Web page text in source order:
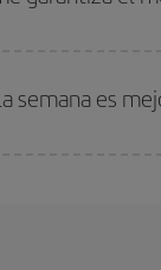
semana es